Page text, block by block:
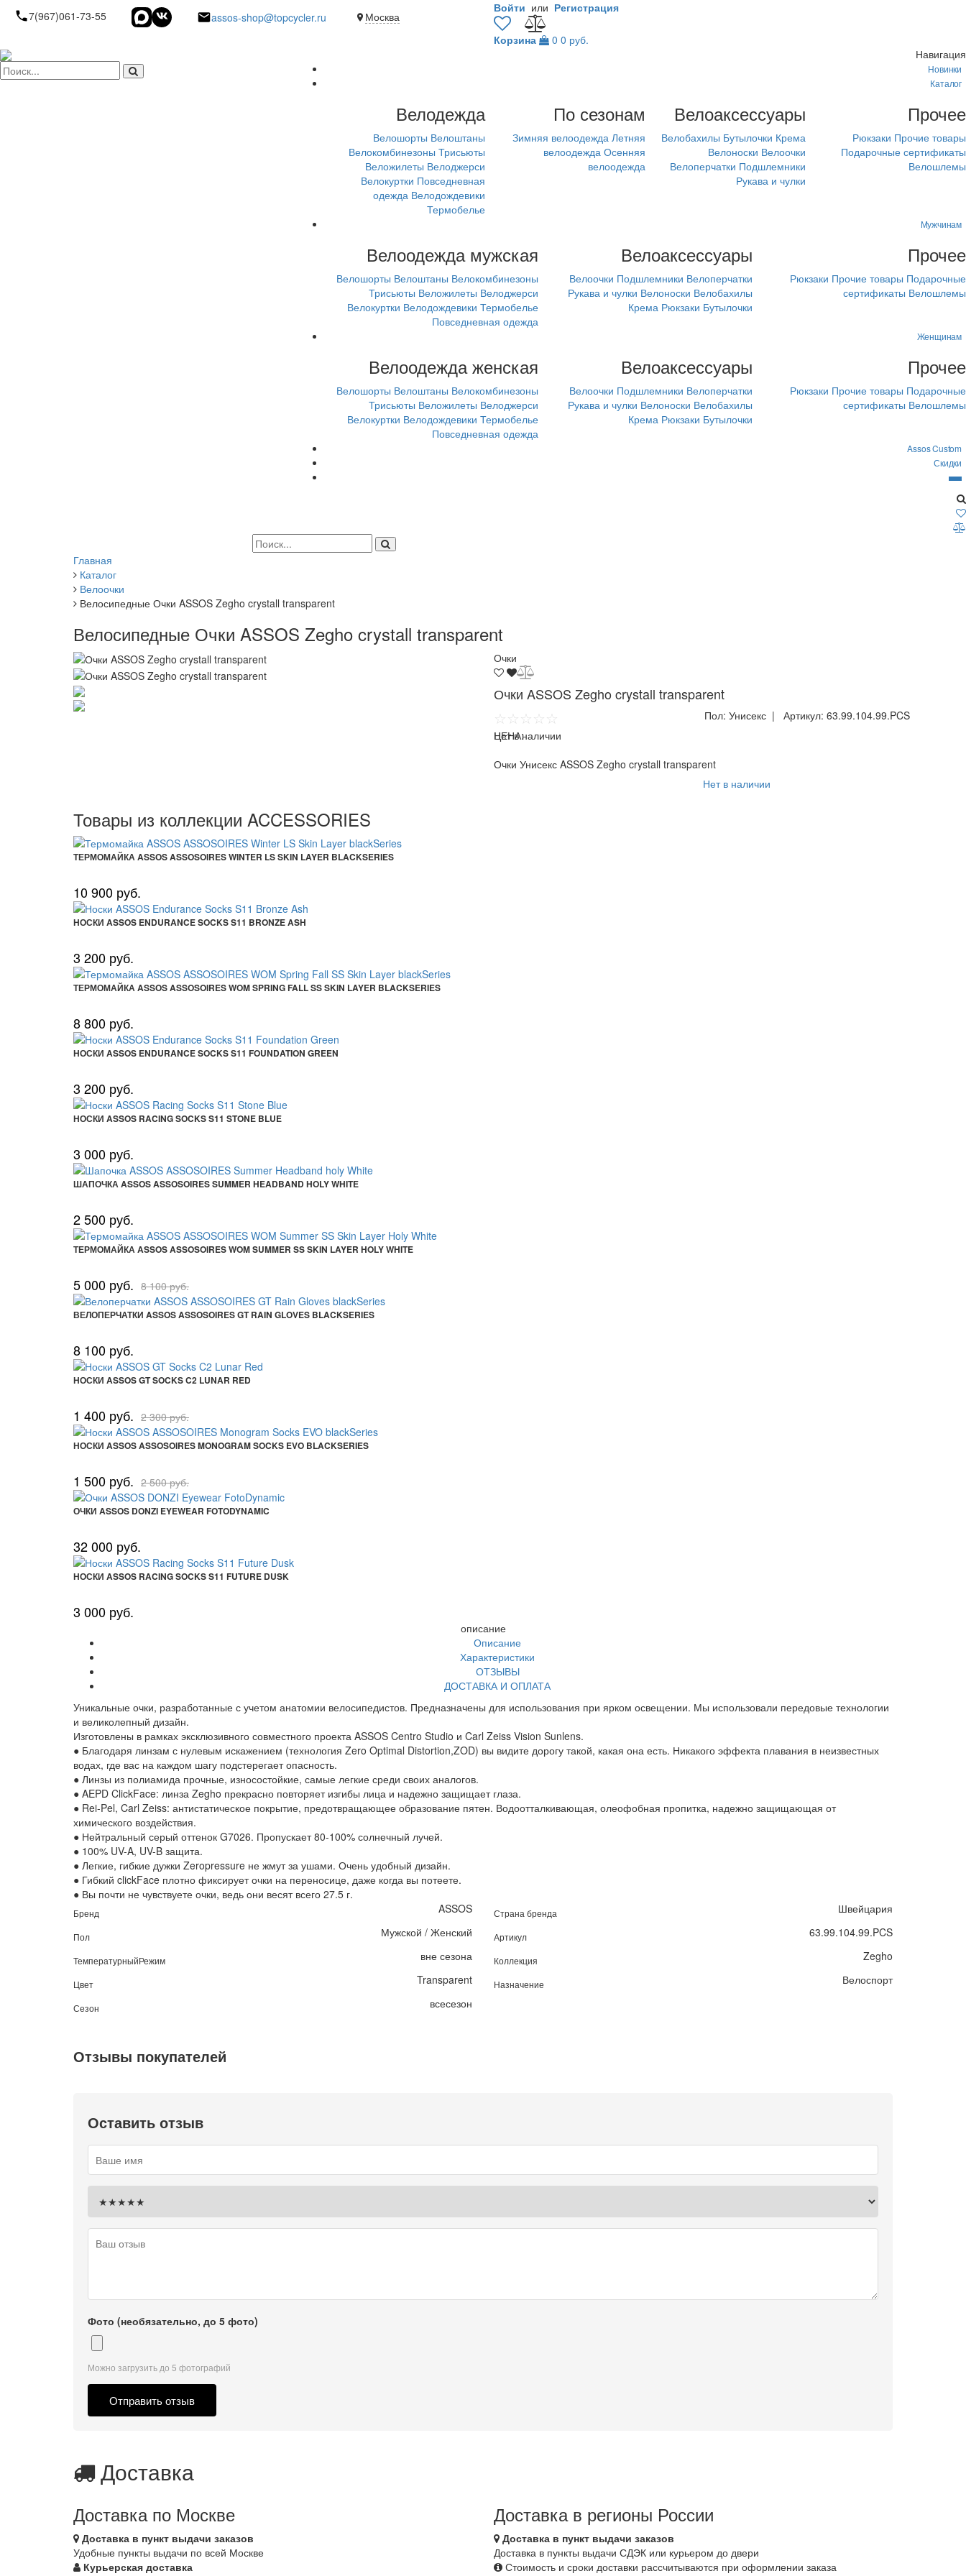
7(967)061-73-55 assos-shop@topcycler.ru Москва
Войти или Регистрация
Корзина 0 0 руб.
Навигация
Новинки
Каталог
Велодежда
Велошорты Велоштаны
Велокомбинезоны Трисьюты
Веложилеты Велоджерси
Велокуртки Повседневная
одежда Велодождевики
Термобелье
По сезонам
Зимняя велоодежда Летняя
велоодежда Осенняя
велоодежда
Велоаксессуары
Велобахилы Бутылочки Крема
Велоноски Велоочки
Велоперчатки Подшлемники
Рукава и чулки
Прочее
Рюкзаки Прочие товары
Подарочные сертификаты
Велошлемы
Мужчинам
Велоодежда мужская
Велошорты Велоштаны Велокомбинезоны
Трисьюты Веложилеты Велоджерси
Велокуртки Велодождевики Термобелье
Повседневная одежда
Велоаксессуары
Велоочки Подшлемники Велоперчатки
Рукава и чулки Велоноски Велобахилы
Крема Рюкзаки Бутылочки
Прочее
Рюкзаки Прочие товары Подарочные
сертификаты Велошлемы
Женщинам
Велоодежда женская
Велошорты Велоштаны Велокомбинезоны
Трисьюты Веложилеты Велоджерси
Велокуртки Велодождевики Термобелье
Повседневная одежда
Велоаксессуары
Велоочки Подшлемники Велоперчатки
Рукава и чулки Велоноски Велобахилы
Крема Рюкзаки Бутылочки
Прочее
Рюкзаки Прочие товары Подарочные
сертификаты Велошлемы
Assos Custom
Скидки
Главная
Каталог
Велоочки
Велосипедные Очки ASSOS Zegho crystall transparent
Велосипедные Очки ASSOS Zegho crystall transparent
Очки
Очки ASSOS Zegho crystall transparent
☆☆☆☆☆ Пол: Унисекс| Артикул: 63.99.104.99.PCS
ЦЕНА:
Нет в наличии
Очки Унисекс ASSOS Zegho crystall transparent
Нет в наличии
Товары из коллекции ACCESSORIES
ТЕРМОМАЙКА ASSOS ASSOSOIRES WINTER LS SKIN LAYER BLACKSERIES
10 900 руб.
НОСКИ ASSOS ENDURANCE SOCKS S11 BRONZE ASH
3 200 руб.
ТЕРМОМАЙКА ASSOS ASSOSOIRES WOM SPRING FALL SS SKIN LAYER BLACKSERIES
8 800 руб.
НОСКИ ASSOS ENDURANCE SOCKS S11 FOUNDATION GREEN
3 200 руб.
НОСКИ ASSOS RACING SOCKS S11 STONE BLUE
3 000 руб.
ШАПОЧКА ASSOS ASSOSOIRES SUMMER HEADBAND HOLY WHITE
2 500 руб.
ТЕРМОМАЙКА ASSOS ASSOSOIRES WOM SUMMER SS SKIN LAYER HOLY WHITE
5 000 руб. 8 100 руб.
ВЕЛОПЕРЧАТКИ ASSOS ASSOSOIRES GT RAIN GLOVES BLACKSERIES
8 100 руб.
НОСКИ ASSOS GT SOCKS C2 LUNAR RED
1 400 руб. 2 300 руб.
НОСКИ ASSOS ASSOSOIRES MONOGRAM SOCKS EVO BLACKSERIES
1 500 руб. 2 500 руб.
ОЧКИ ASSOS DONZI EYEWEAR FOTODYNAMIC
32 000 руб.
НОСКИ ASSOS RACING SOCKS S11 FUTURE DUSK
3 000 руб.
описание
Описание
Характеристики
ОТЗЫВЫ
ДОСТАВКА И ОПЛАТА
Уникальные очки, разработанные с учетом анатомии велосипедистов. Предназначены для использования при ярком освещении. Мы использовали передовые технологии
и великолепный дизайн.
Изготовлены в рамках эксклюзивного совместного проекта ASSOS Centro Studio и Carl Zeiss Vision Sunlens.
● Благодаря линзам с нулевым искажением (технология Zero Optimal Distortion,ZOD) вы видите дорогу такой, какая она есть. Никакого эффекта плавания в неизвестных
водах, где вас на каждом шагу подстерегает опасность.
● Линзы из полиамида прочные, износостойкие, самые легкие среди своих аналогов.
● AEPD ClickFace: линза Zegho прекрасно повторяет изгибы лица и надежно защищает глаза.
● Rei-Pel, Carl Zeiss: антистатическое покрытие, предотвращающее образование пятен. Водоотталкивающая, олеофобная пропитка, надежно защищающая от
химического воздействия.
● Нейтральный серый оттенок G7026. Пропускает 80-100% солнечный лучей.
● 100% UV-A, UV-B защита.
● Легкие, гибкие дужки Zeropressure не жмут за ушами. Очень удобный дизайн.
● Гибкий clickFace плотно фиксирует очки на переносице, даже когда вы потеете.
● Вы почти не чувствуете очки, ведь они весят всего 27.5 г.
Бренд ASSOS Страна бренда Швейцария
Пол Мужской / Женский Артикул 63.99.104.99.PCS
ТемпературныйРежим вне сезона Коллекция Zegho
Цвет Transparent Назначение Велоспорт
Сезон всесезон
Отзывы покупателей
Оставить отзыв
Фото (необязательно, до 5 фото)
Можно загрузить до 5 фотографий
Отправить отзыв
Доставка
Доставка по Москве
Доставка в пункт выдачи заказов
Удобные пункты выдачи по всей Москве
Курьерская доставка
Доставка в регионы России
Доставка в пункт выдачи заказов
Доставка в пункты выдачи СДЭК или курьером до двери
Стоимость и сроки доставки рассчитываются при оформлении заказа